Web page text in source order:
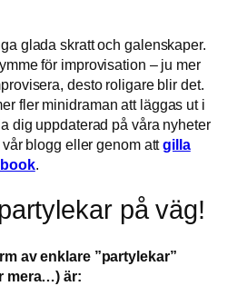
glada skratt och galenskaper.
för improvisation – ju mer
desto roligare blir det.
fler minidraman att läggas ut i
dig uppdaterad på våra nyheter
blogg eller genom attgilla
.
på väg!
av enklare ”partylekar”
mera…) är: